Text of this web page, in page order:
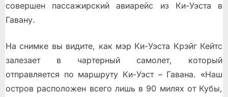
совершен пассажирский авиарейс из Ки-Уэста в
Гавану.
На снимке вы видите, как мэр Ки-Уэста Крэйг Кейтс
залезает в чартерный самолет, который
отправляется по маршруту Ки-Уэст – Гавана. «Наш
остров расположен всего лишь в 90 милях от Кубы,